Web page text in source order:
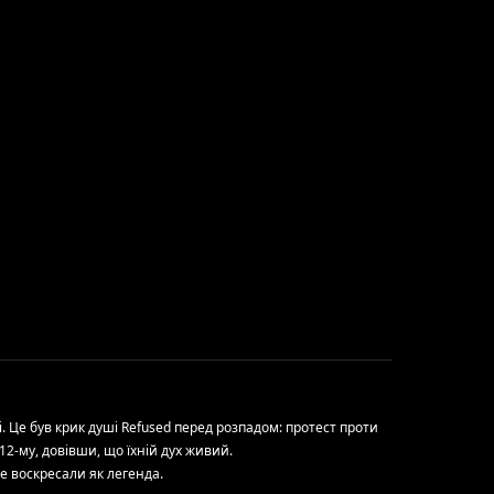
був крик душі Refused перед розпадом: протест проти
му, довівши, що їхній дух живий.
воскресали як легенда.